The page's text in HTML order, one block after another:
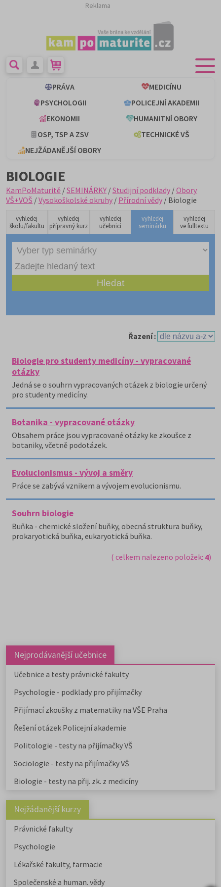
Reklama
PRÁVA
MEDICÍNU
PSYCHOLOGII
POLICEJNÍ AKADEMII
EKONOMII
HUMANITNÍ OBORY
OSP, TSP A ZSV
TECHNICKÉ VŠ
NEJŽÁDANĚJŠÍ OBORY
BIOLOGIE
KamPoMaturitě /SEMINÁRKY /Studijní podklady /Obory
VŠ+VOŠ /Vysokoškolské okruhy / Přírodní vědy / Biologie
vyhledej
školu/fakultu
vyhledej
přípravný kurz
vyhledej
učebnici
vyhledej
seminárku
vyhledej
ve fulltextu
Řazení :
Biologie pro studenty medicíny - vypracované
otázky
Jedná se o souhrn vypracovaných otázek z biologie určený
pro studenty medicíny.
Botanika - vypracované otázky
Obsahem práce jsou vypracované otázky ke zkoušce z
botaniky, včetně podotázek.
Evolucionismus - vývoj a směry
Práce se zabývá vznikem a vývojem evolucionismu.
Souhrn biologie
Buňka - chemické složení buňky, obecná struktura buňky,
prokaryotická buňka, eukaryotická buňka.
( celkem nalezeno položek: 4)
Nejprodávanější učebnice
Učebnice a testy právnické fakulty
Psychologie - podklady pro přijímačky
Přijímací zkoušky z matematiky na VŠE Praha
Řešení otázek Policejní akademie
Politologie - testy na přijímačky VŠ
Sociologie - testy na přijímačky VŠ
Biologie - testy na přij. zk. z medicíny
Nejžádanější kurzy
Právnické fakulty
Psychologie
Lékařské fakulty, farmacie
Společenské a human. vědy